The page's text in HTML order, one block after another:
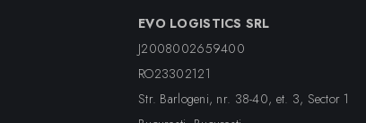
EVO LOGISTICS SRL
J2008002659400
RO23302121
Str. Barlogeni, nr. 38-40, et. 3, Sector 1